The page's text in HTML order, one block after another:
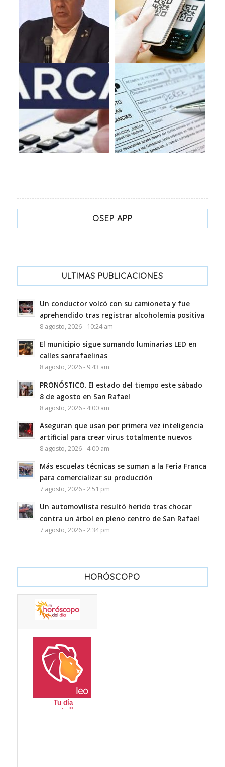
OSEP APP
ULTIMAS PUBLICACIONES
Un conductor volcó con su camioneta y fue
aprehendido tras registrar alcoholemia positiva
8 agosto, 2026 - 10:24 am
El municipio sigue sumando luminarias LED en
calles sanrafaelinas
8 agosto, 2026 - 9:43 am
PRONÓSTICO. El estado del tiempo este sábado
8 de agosto en San Rafael
8 agosto, 2026 - 4:00 am
Aseguran que usan por primera vez inteligencia
artificial para crear virus totalmente nuevos
8 agosto, 2026 - 4:00 am
Más escuelas técnicas se suman a la Feria Franca
para comercializar su producción
7 agosto, 2026 - 2:51 pm
Un automovilista resultó herido tras chocar
contra un árbol en pleno centro de San Rafael
7 agosto, 2026 - 2:34 pm
HORÓSCOPO